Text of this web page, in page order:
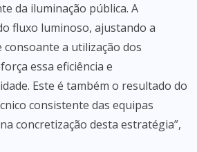
da iluminação pública. A
fluxo luminoso, ajustando a
consoante a utilização dos
essa eficiência e
Este é também o resultado do
consistente das equipas
concretização desta estratégia”,